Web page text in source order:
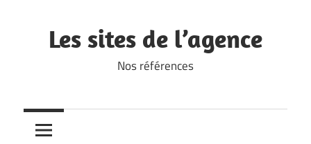
contentLes sites de l’agence
Nos références